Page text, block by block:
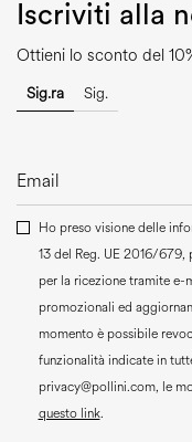
Iscriviti alla
Ottieni lo sconto del
Sig.ra Sig.
Ho preso visione delle
13 del Reg. UE 2016/679,
per la ricezione tramite
promozionali ed
momento è possibile
funzionalità indicate in
privacy@pollini.com, le
questo link.